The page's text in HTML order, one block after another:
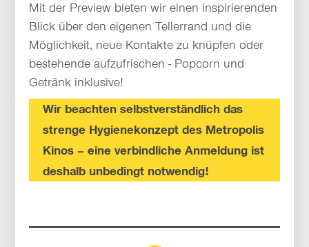
Mit der Preview bieten wir einen inspirierenden
Blick über den eigenen Tellerrand und die
Möglichkeit, neue Kontakte zu knüpfen oder
bestehende aufzufrischen - Popcorn und
Getränk inklusive!
Wir beachten selbstverständlich das
strenge Hygienekonzept des Metropolis
Kinos – eine verbindliche Anmeldung ist
deshalb unbedingt notwendig!